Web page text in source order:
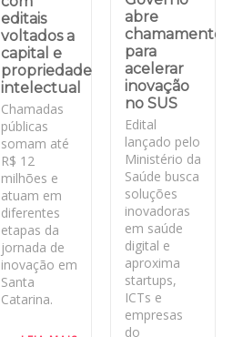
editais
voltados a
capital e
propriedade
intelectual
Chamadas
públicas
somam até
R$ 12
milhões e
atuam em
diferentes
etapas da
jornada de
inovação em
Santa
Catarina.
abre
chamamento
para
acelerar
inovação
no SUS
Edital
lançado pelo
Ministério da
Saúde busca
soluções
inovadoras
em saúde
digital e
aproxima
startups,
ICTs e
empresas
do